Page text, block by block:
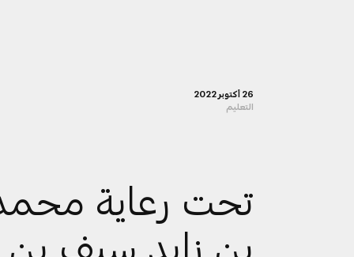
26 أكتوبر 2022
التعليم
تحت رعاية
بن زايد سيف بن